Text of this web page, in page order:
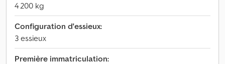
4 200 kg
Configuration d'essieux:
3 essieux
Première immatriculation: